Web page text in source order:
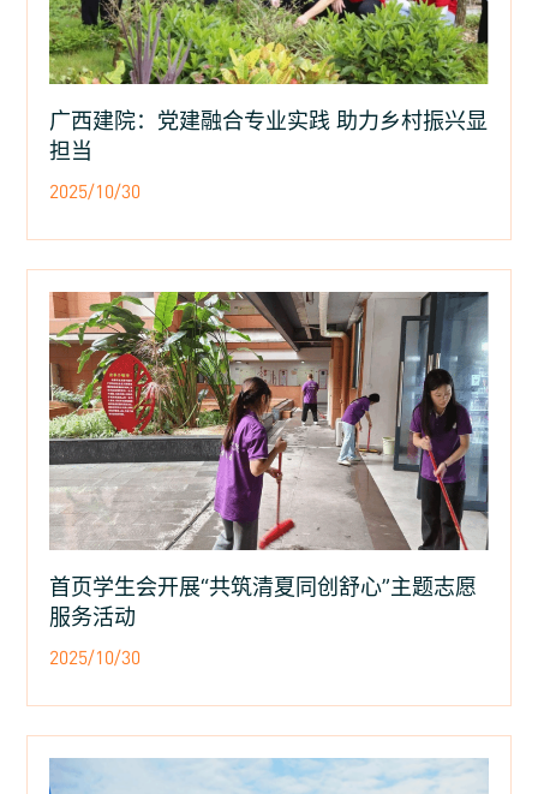
广西建院：党建融合专业实践 助力乡村振兴显
担当
2025/10/30
首页学生会开展“共筑清夏同创舒心”主题志愿
服务活动
2025/10/30